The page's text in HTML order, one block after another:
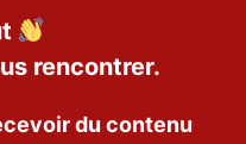
rencontrer.
du contenu